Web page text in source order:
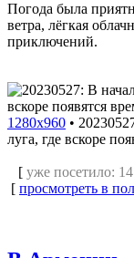
Погода была
ветра, лёгкая
приключений.
1280x960 •
луга, где вскоре
[ уже посетило:
[ просмотреть в